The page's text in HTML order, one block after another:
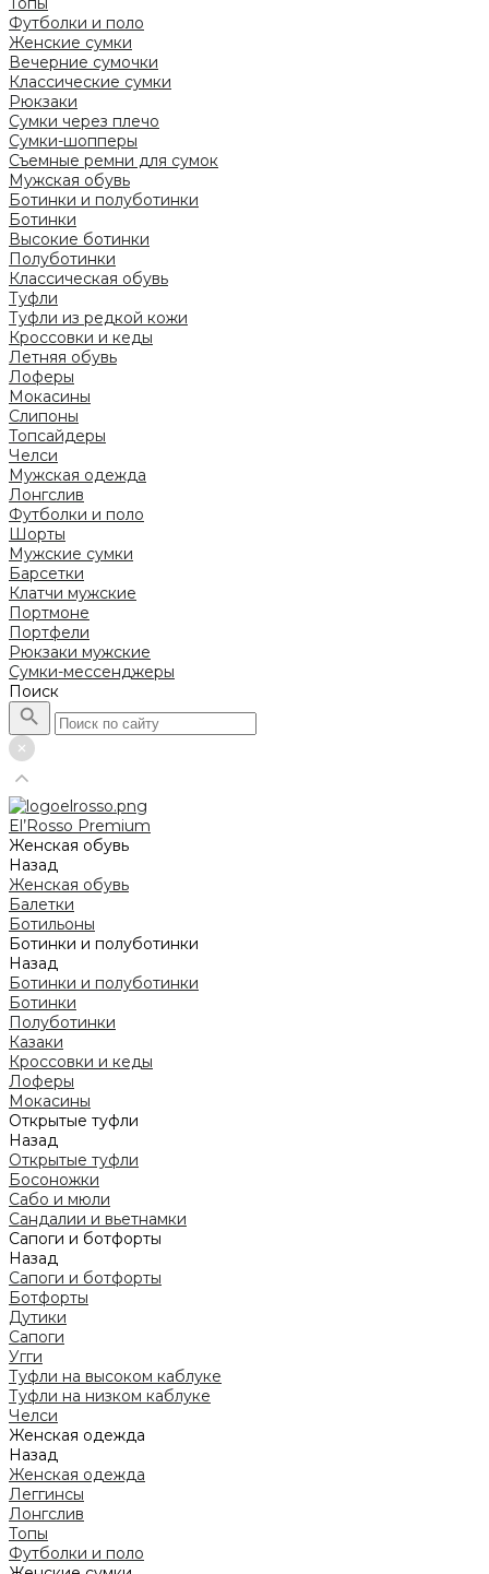
Футболки и поло
Женские сумки
Вечерние сумочки
Классические сумки
Рюкзаки
Сумки через плечо
Сумки-шопперы
Съемные ремни для сумок
Мужская обувь
Ботинки и полуботинки
Ботинки
Высокие ботинки
Полуботинки
Классическая обувь
Туфли
Туфли из редкой кожи
Кроссовки и кеды
Летняя обувь
Лоферы
Мокасины
Слипоны
Топсайдеры
Челси
Мужская одежда
Лонгслив
Футболки и поло
Шорты
Мужские сумки
Барсетки
Клатчи мужские
Портмоне
Портфели
Рюкзаки мужские
Сумки-мессенджеры
Поиск
El’Rosso Premium
Женская обувь
Назад
Женская обувь
Балетки
Ботильоны
Ботинки и полуботинки
Назад
Ботинки и полуботинки
Ботинки
Полуботинки
Казаки
Кроссовки и кеды
Лоферы
Мокасины
Открытые туфли
Назад
Открытые туфли
Босоножки
Сабо и мюли
Сандалии и вьетнамки
Сапоги и ботфорты
Назад
Сапоги и ботфорты
Ботфорты
Дутики
Сапоги
Угги
Туфли на высоком каблуке
Туфли на низком каблуке
Челси
Женская одежда
Назад
Женская одежда
Леггинсы
Лонгслив
Топы
Футболки и поло